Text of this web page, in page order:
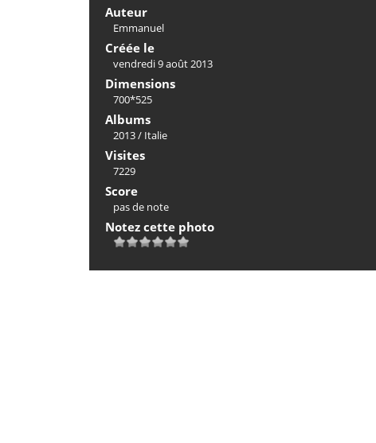
Auteur
Emmanuel
Créée le
vendredi 9 août 2013
Dimensions
700*525
Albums
2013/ Italie
Visites
7229
Score
pas de note
Notez cette photo